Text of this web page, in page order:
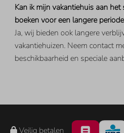
Kan ik mijn vakantiehuis aan
boeken voor een langere
Ja, wij bieden ook langere
vakantiehuizen. Neem contact
beschikbaarheid en speciale
Veilig betalen